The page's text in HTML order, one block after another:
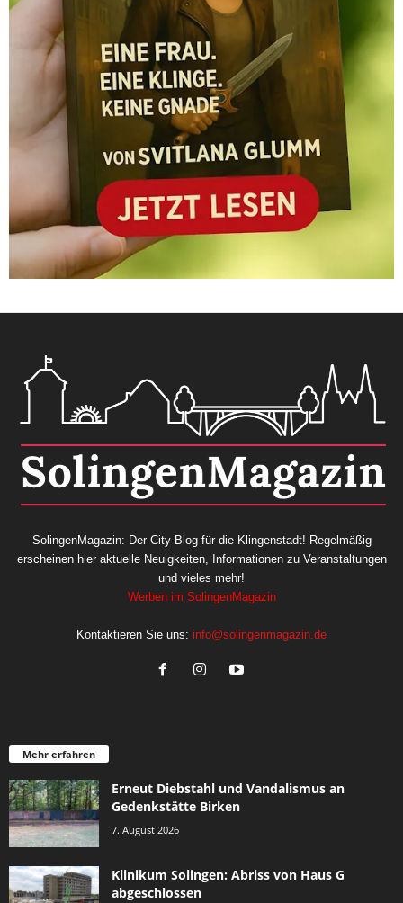
SolingenMagazin: Der City-Blog für die Klingenstadt! Regelmäßig
erscheinen hier aktuelle Neuigkeiten, Informationen zu Veranstaltungen
und vieles mehr!
Werben im SolingenMagazin
Kontaktieren Sie uns: info@solingenmagazin.de
Mehr erfahren
Erneut Diebstahl und Vandalismus an
Gedenkstätte Birken
7. August 2026
Klinikum Solingen: Abriss von Haus G
abgeschlossen